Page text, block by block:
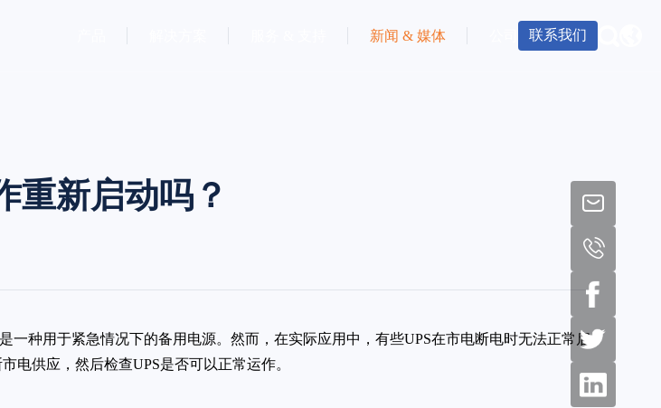
新闻 & 媒体 联系我们
重新启动吗？
一种用于紧急情况下的备用电源。然而，在实际应用中，有些UPS在市电断电时无法正常启
电供应，然后检查UPS是否可以正常运作。